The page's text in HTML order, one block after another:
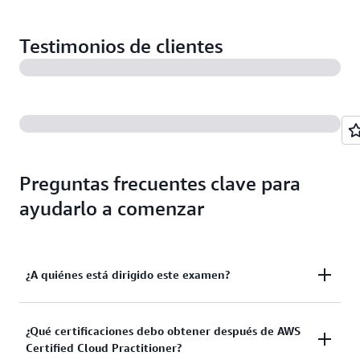
Testimonios de clientes
Preguntas frecuentes clave para
ayudarlo a comenzar
¿A quiénes está dirigido este examen?
El examen está diseñado para candidatos no
familiarizados con la nube que puede que no tengan
¿Qué certificaciones debo obtener después de AWS
Certified Cloud Practitioner?